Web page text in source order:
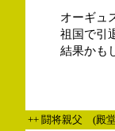
オーギュ
祖国で引
結果かも
++ 闘将親父 (殿